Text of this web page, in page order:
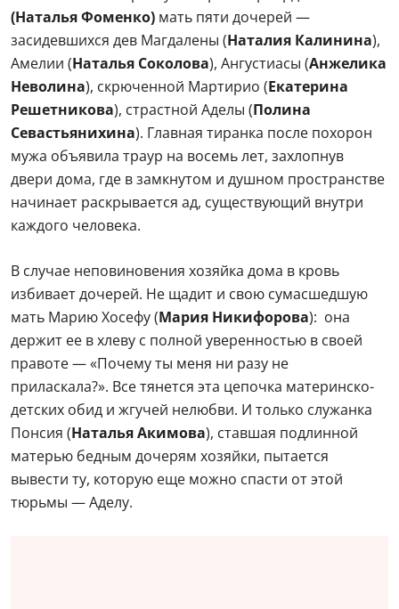
(Наталья Фоменко) мать пяти дочерей —
засидевшихся дев Магдалены (Наталия Калинина),
Амелии (Наталья Соколова), Ангустиасы (Анжелика
Неволина), скрюченной Мартирио (Екатерина
Решетникова), страстной Аделы (Полина
Севастьянихина). Главная тиранка после похорон
мужа объявила траур на восемь лет, захлопнув
двери дома, где в замкнутом и душном пространстве
начинает раскрывается ад, существующий внутри
каждого человека.
В случае неповиновения хозяйка дома в кровь
избивает дочерей. Не щадит и свою сумасшедшую
мать Марию Хосефу (Мария Никифорова): она
держит ее в хлеву с полной уверенностью в своей
правоте — «Почему ты меня ни разу не
приласкала?». Все тянется эта цепочка материнско-
детских обид и жгучей нелюбви. И только служанка
Понсия (Наталья Акимова), ставшая подлинной
матерью бедным дочерям хозяйки, пытается
вывести ту, которую еще можно спасти от этой
тюрьмы — Аделу.